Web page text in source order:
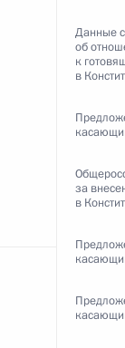
Данные
об
к
в
за
в